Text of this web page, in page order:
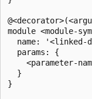
module <module-
name: '<linked-
  params: {
<parameter-
  }
}